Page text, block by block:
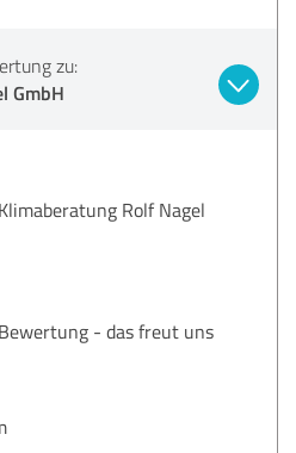
zu:
GmbH
Rolf Nagel
- das freut uns